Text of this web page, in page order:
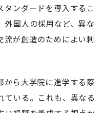
タンダードを導入するこ
外国人の採用など、異な
流が創造のためによい刺
から大学院に進学する際
ている。これも、異なる